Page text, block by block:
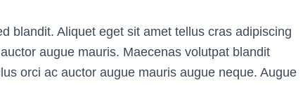
blandit. Aliquet eget sit amet tellus cras adipiscing
augue mauris. Maecenas volutpat blandit
orci ac auctor augue mauris augue neque. Augue